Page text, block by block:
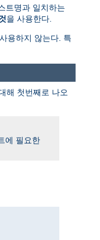
트명과 일치하는
을 사용한다.
사용하지 않는다. 특
해 첫번째로 나오
에 필요한